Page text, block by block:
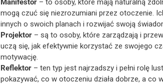
mogą czuć się niezrozumiani przez otoczenie.
innych o swoich planach i rozwijać swoją
Projektor – są to osoby, które zarządzają i
uczą się, jak efektywnie korzystać ze swojego
motywację.
Reflektor – ten typ jest najrzadszy i pełni rolę
pokazywać, co w otoczeniu działa dobrze, a co